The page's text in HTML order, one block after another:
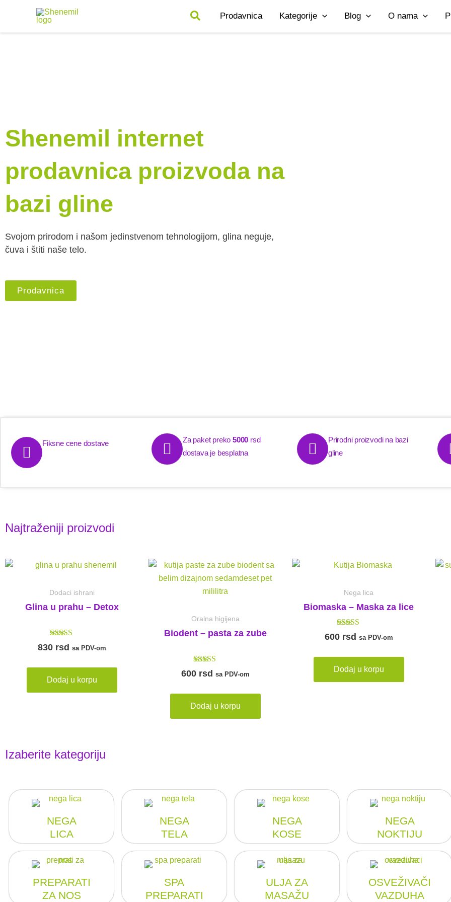
Prodavnica Kategorije Blog O nama
Shenemil internet
prodavnica proizvoda na
bazi gline
Svojom prirodom i našom jedinstvenom tehnologijom, glina neguje,
čuva i štiti naše telo.
Prodavnica
Fiksne cene dostave Za paket preko 5000 rsd
dostava je besplatna
Prirodni proizvodi na bazi
gline
Najtraženiji proizvodi
Dodaci ishrani
Glina u prahu – Detox
Ocenjeno sa
5.00
830 rsd sa PDV-om
Dodaj u korpu
Oralna higijena
Biodent – pasta za zube
Ocenjeno sa
5.00
600 rsd sa PDV-om
Dodaj u korpu
Nega lica
Biomaska – Maska za lice
Ocenjeno sa
4.71
600 rsd sa PDV-om
Dodaj u korpu
Izaberite kategoriju
NEGA
LICA
NEGA
TELA
NEGA
KOSE
NEGA
NOKTIJU
PREPARATI
ZA NOS
SPA
PREPARATI
ULJA ZA
MASAŽU
OSVEŽIVAČI
VAZDUHA